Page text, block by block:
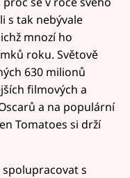
s tak nebývale
mnozí ho
roku. Světově
630 milionů
filmových a
a na populární
Tomatoes si drží
s